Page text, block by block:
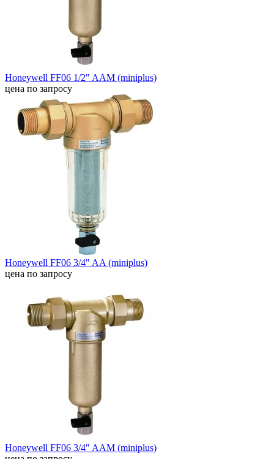
Honeywell FF06 1/2" AAM (miniplus)
цена по запросу
Honeywell FF06 3/4" AA (miniplus)
цена по запросу
Honeywell FF06 3/4" AAM (miniplus)